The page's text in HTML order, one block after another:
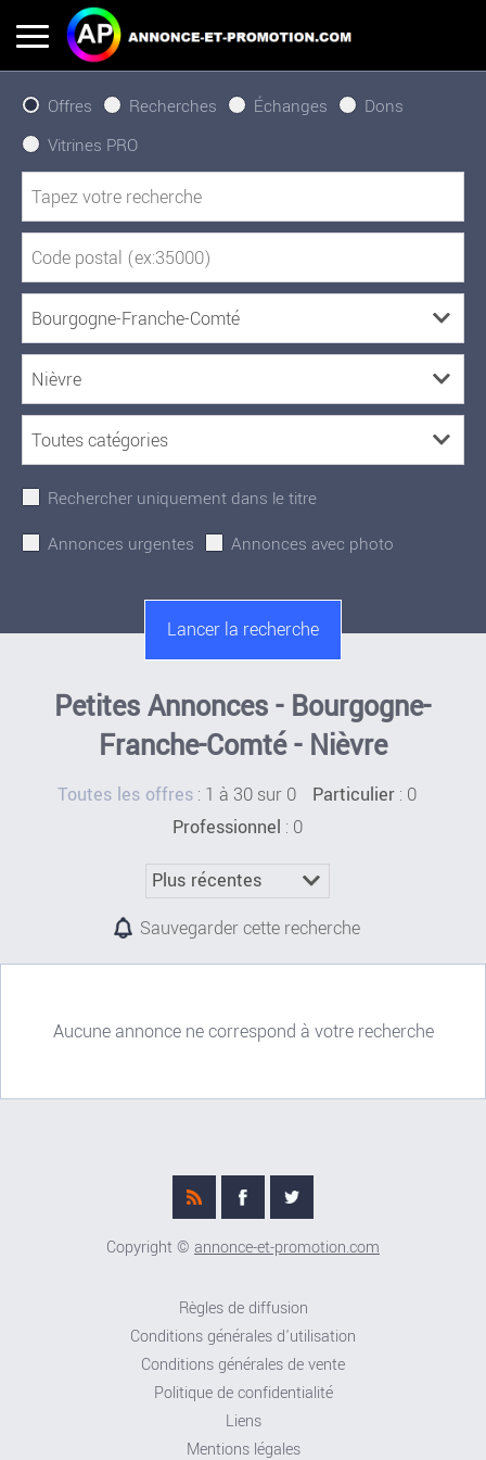
Offres Recherches Échanges
Dons
Vitrines PRO
Rechercher uniquement dans le titre
Annonces urgentes
Annonces avec photo
Petites Annonces - Bourgogne-
Franche-Comté - Nièvre
Toutes les offres : 1 à 30 sur 0 Particulier : 0
Professionnel : 0
Sauvegarder cette recherche
Aucune annonce ne correspond à votre recherche
Copyright © annonce-et-promotion.com
Règles de diffusion
Conditions générales d'utilisation
Conditions générales de vente
Politique de confidentialité
Liens
Mentions légales